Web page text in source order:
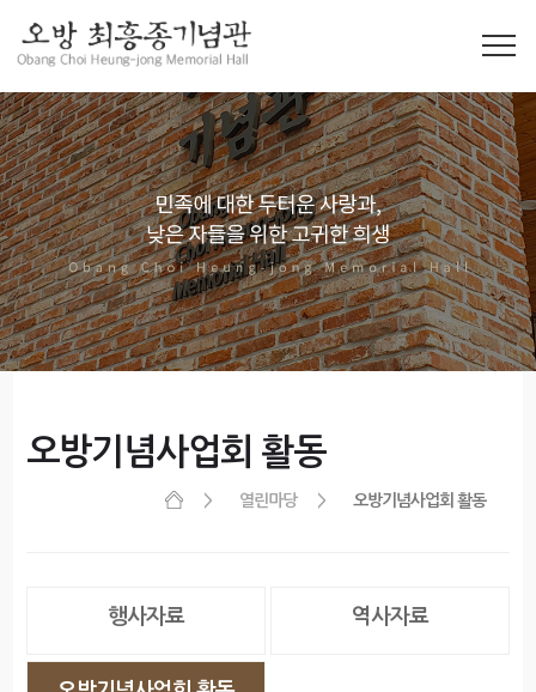
오방기념사업회 활동
열린마당 오방기념사업회 활동
행사자료 역사자료